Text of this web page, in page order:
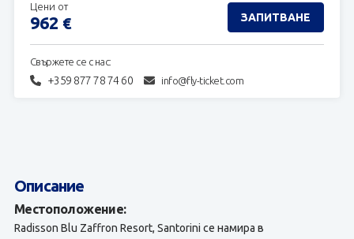
Свържете се с нас:
+359 877 78 74 60 info@fly-ticket.com
Цени от
962 € ЗАПИТВАНЕ
Описание
Местоположение:
Radisson Blu Zaffron Resort, Santorini се намира в